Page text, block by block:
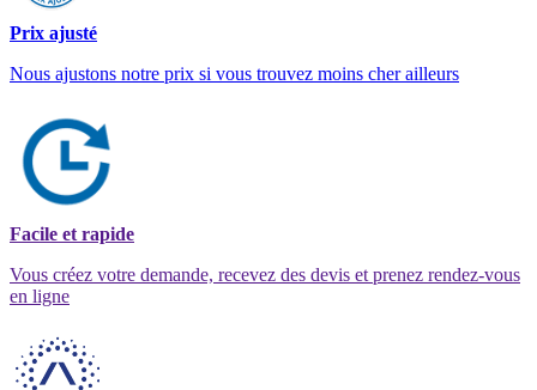
Prix ajusté
Nous ajustons notre prix si vous trouvez moins cher ailleurs
Facile et rapide
Vous créez votre demande, recevez des devis et prenez rendez-vous
en ligne